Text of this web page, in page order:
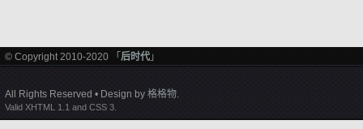
© Copyright 2010-2020 「 后时代 」
All Rights Reserved • Design by 格格物.
Valid XHTML 1.1 and CSS 3.